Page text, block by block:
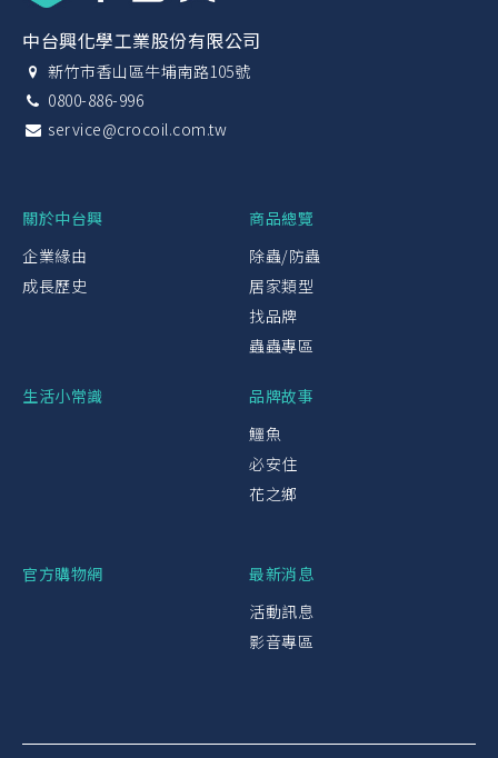
中台興化學工業股份有限公司
新竹市香山區牛埔南路105號
0800-886-996
service@crocoil.com.tw
關於中台興
企業緣由
成長歷史
商品總覽
除蟲/防蟲
居家類型
找品牌
蟲蟲專區
生活小常識
品牌故事
鱷魚
必安住
花之鄉
官方購物網
最新消息
活動訊息
影音專區